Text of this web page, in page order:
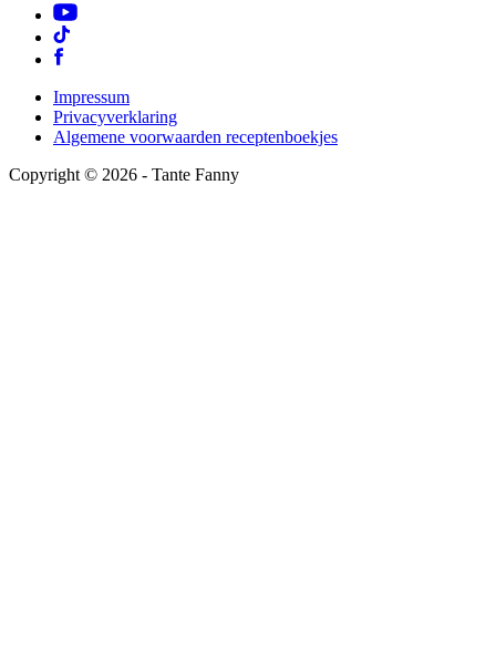
Impressum
Privacyverklaring
Algemene voorwaarden receptenboekjes
Copyright © 2026 - Tante Fanny